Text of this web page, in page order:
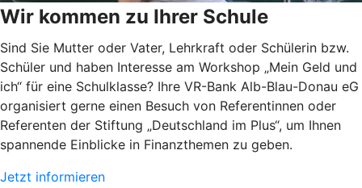
Wir kommen zu Ihrer Schule
Sind Sie Mutter oder Vater, Lehrkraft oder Schülerin bzw.
Schüler und haben Interesse am Workshop „Mein Geld und
ich“ für eine Schulklasse? Ihre VR-Bank Alb-Blau-Donau eG
organisiert gerne einen Besuch von Referentinnen oder
Referenten der Stiftung „Deutschland im Plus“, um Ihnen
spannende Einblicke in Finanzthemen zu geben.
Jetzt informieren